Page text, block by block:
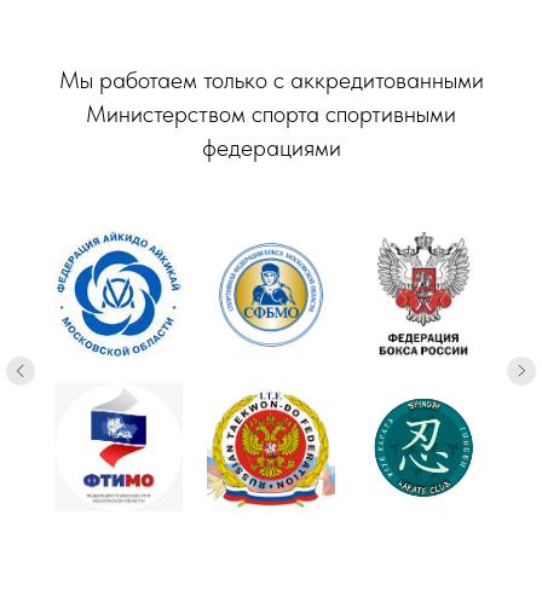
Мы работаем только с аккредитованными
Министерством спорта спортивными
федерациями